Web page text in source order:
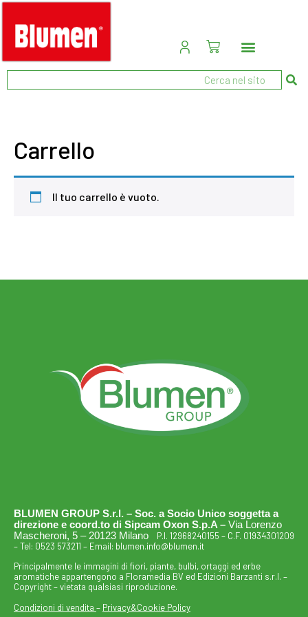
Carrello
Il tuo carrello è vuoto.
BLUMEN GROUP S.r.l. – Soc. a Socio Unico soggetta a
direzione e coord.to di Sipcam Oxon S.p.A – Via Lorenzo
Mascheroni, 5 – 20123 Milano P.I. 12968240155 – C.F. 01934301209
– Tel: 0523 573211 – Email: blumen.info@blumen.it
Principalmente le immagini di fiori, piante, bulbi, ortaggi ed erbe
aromatiche appartengono a Floramedia BV ed Edizioni Barzanti s.r.l. –
Copyright – vietata qualsiasi riproduzione.
Condizioni di vendita – Privacy&Cookie Policy